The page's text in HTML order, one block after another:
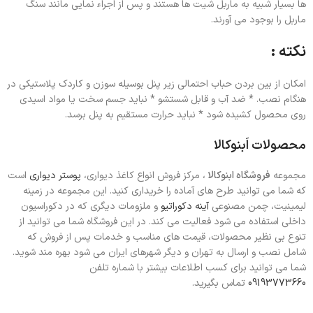
ها بسیار شبیه به ماربل شیت ها هستند و پس از اجراء نمایی مانند سنگ
ماربل را بوجود می آورند.
نکته :
امکان از بین بردن حباب احتمالی زیر پنل بوسیله سوزن و کاردک پلاستیکی در
هنگام نصب. * ضد آب و قابل شستشو * نباید جسم سخت یا مواد اسیدی
روی محصول کشیده شود * نباید حرارت مستقیم به پنل برسد.
محصولات اَبنوکالا
مجموعه فروشگاه ابنوکالا ، مرکز فروش انواع کاغذ دیواری، پوستر دیواری است
که شما می توانید طرح های آماده را خریداری کنید. این مجموعه در زمینه
لیمینیت، چمن مصنوعی آینه دکوراتیو و ملزومات دیگری که در دکوراسیون
داخلی استفاده می شود فعالیت می کند. در این فروشگاه شما می توانید از
تنوع بی نظیر محصولات، قیمت های مناسب و خدمات پس از فروش که
شامل نصب و ارسال به تهران و دیگر شهرهای ایران می شود بهره مند شوید.
شما می توانید برای کسب اطلاعات بیشتر با شماره تلفن
09193773660تماس بگیرید.